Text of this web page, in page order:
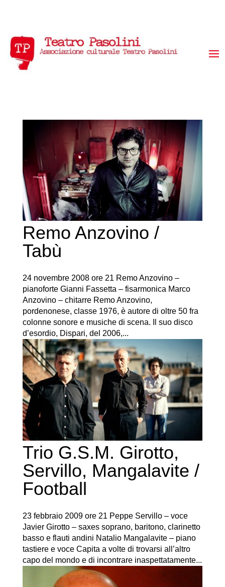
Remo Anzovino /
Tabù
24 novembre 2008 ore 21 Remo Anzovino –
pianoforte Gianni Fassetta – fisarmonica Marco
Anzovino – chitarre Remo Anzovino,
pordenonese, classe 1976, è autore di oltre 50 fra
colonne sonore e musiche di scena. Il suo disco
d’esordio, Dispari, del 2006,...
Trio G.S.M. Girotto,
Servillo, Mangalavite /
Football
23 febbraio 2009 ore 21 Peppe Servillo – voce
Javier Girotto – saxes soprano, baritono, clarinetto
basso e flauti andini Natalio Mangalavite – piano
tastiere e voce Capita a volte di trovarsi all’altro
capo del mondo e di incontrare inaspettatamente...